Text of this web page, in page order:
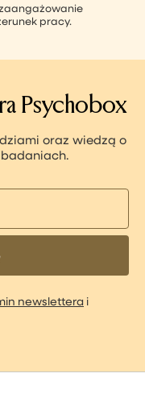
pracy.
Psychobox
oraz wiedzą o
newslettera i